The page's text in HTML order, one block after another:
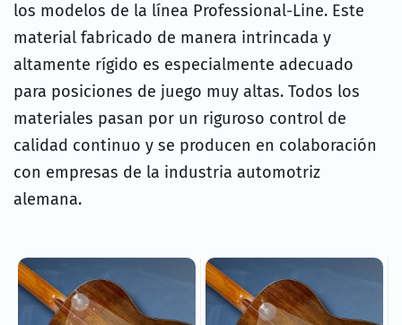
los modelos de la línea Professional-Line. Este
material fabricado de manera intrincada y
altamente rígido es especialmente adecuado
para posiciones de juego muy altas. Todos los
materiales pasan por un riguroso control de
calidad continuo y se producen en colaboración
con empresas de la industria automotriz
alemana.